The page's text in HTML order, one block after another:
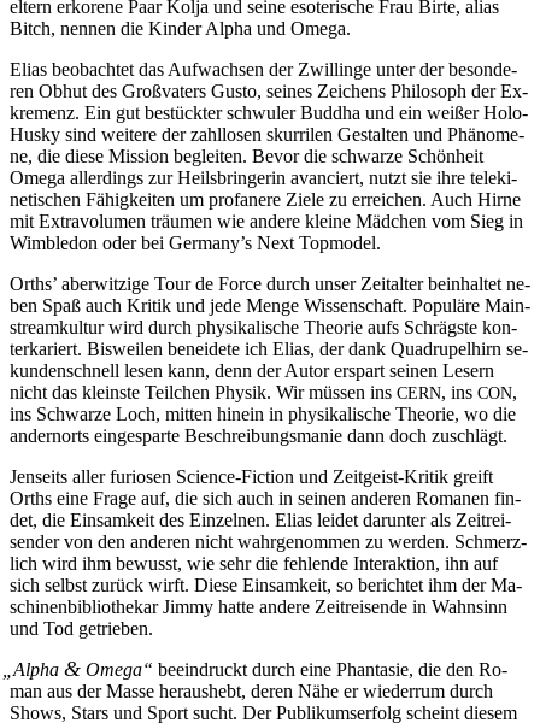
el­tern er­ko­re­ne Paar Kol­ja und sei­ne eso­te­ri­sche Frau Bir­te, ali­as
Bitch, nen­nen die Kin­der Al­pha und Omega.
Eli­as be­ob­ach­tet das Auf­wach­sen der Zwil­lin­ge un­ter der be­son­de­
ren Ob­hut des Groß­va­ters Gus­to, sei­nes Zei­chens Phi­lo­soph der Ex­
kre­menz. Ein gut be­stück­ter schwu­ler Bud­dha und ein wei­ßer Ho­lo-
Hus­ky sind wei­te­re der zahl­lo­sen skur­ri­len Ge­stal­ten und Phä­no­me­
ne, die die­se Mis­si­on be­glei­ten. Be­vor die schwar­ze Schön­heit
Ome­ga al­ler­dings zur Heils­brin­ge­rin avan­ciert, nutzt sie ih­re te­le­ki­
ne­ti­schen Fä­hig­kei­ten um pro­fa­ne­re Zie­le zu er­rei­chen. Auch Hir­ne
mit Ex­tra­vo­lu­men träu­men wie an­de­re klei­ne Mäd­chen vom Sieg in
Wim­ble­don oder bei Germany’s Next Topmodel.
Orths’ aber­wit­zi­ge Tour de Force durch un­ser Zeit­al­ter be­inhal­tet ne­
ben Spaß auch Kri­tik und je­de Men­ge Wis­sen­schaft. Po­pu­lä­re Main­
stream­kul­tur wird durch phy­si­ka­li­sche Theo­rie aufs Schrägs­te kon­
ter­ka­riert. Bis­wei­len be­nei­de­te ich Eli­as, der dank Qua­dru­pel­hirn se­
kun­den­schnell le­sen kann, denn der Au­tor er­spart sei­nen Le­sern
nicht das kleins­te Teil­chen Phy­sik. Wir müs­sen ins CERN, ins CON,
ins Schwar­ze Loch, mit­ten hin­ein in phy­si­ka­li­sche Theo­rie, wo die
an­dern­orts ein­ge­spar­te Be­schrei­bungs­ma­nie dann doch zuschlägt.
Jen­seits al­ler fu­rio­sen Sci­ence-Fic­tion und Zeit­geist-Kri­tik greift
Orths ei­ne Fra­ge auf, die sich auch in sei­nen an­de­ren Ro­ma­nen fin­
det, die Ein­sam­keit des Ein­zel­nen. Eli­as lei­det dar­un­ter als Zeit­rei­
sen­der von den an­de­ren nicht wahr­ge­nom­men zu wer­den. Schmerz­
lich wird ihm be­wusst, wie sehr die feh­len­de In­ter­ak­ti­on, ihn auf
sich selbst zu­rück wirft. Die­se Ein­sam­keit, so be­rich­tet ihm der Ma­
schi­nen­bi­blio­the­kar Jim­my hat­te an­de­re Zeit­rei­sen­de in Wahn­sinn
und Tod getrieben.
Al­pha &Ome­ga“ be­ein­druckt durch ei­ne Phan­ta­sie, die den Ro­
man aus der Mas­se her­aus­hebt, de­ren Nä­he er wie­der­rum durch
Shows, Stars und Sport sucht. Der Pu­bli­kums­er­folg scheint die­sem